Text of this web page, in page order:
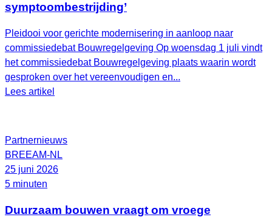
symptoombestrijding’
Pleidooi voor gerichte modernisering in aanloop naar
commissiedebat Bouwregelgeving Op woensdag 1 juli vindt
het commissiedebat Bouwregelgeving plaats waarin wordt
gesproken over het vereenvoudigen en...
Lees artikel
Partnernieuws
BREEAM-NL
25 juni 2026
5 minuten
Duurzaam bouwen vraagt om vroege